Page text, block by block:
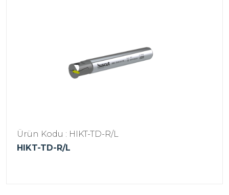
Ürün Kodu : HIKT-TD-R/L
HIKT-TD-R/L